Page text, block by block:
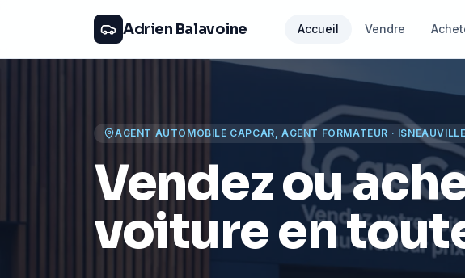
Adrien Balavoine Accueil Vendre
AGENT AUTOMOBILE CAPCAR, AGENT FORMATEUR · ISNEAUVILLE
Vendez ou
voiture en